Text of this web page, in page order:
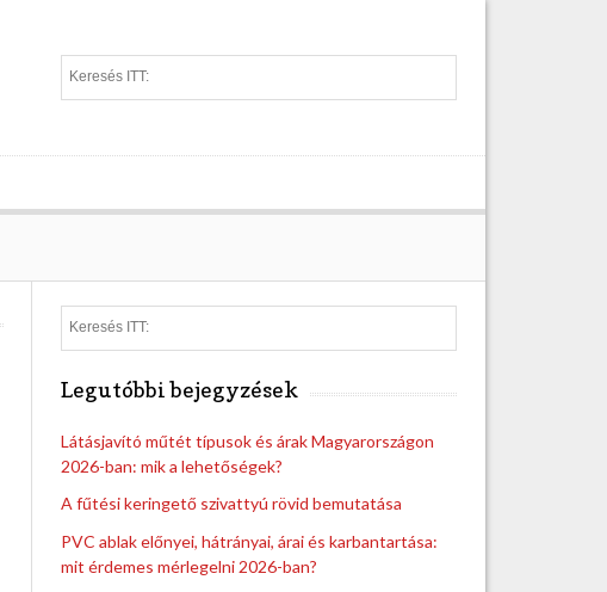
e
c
e
Legutóbbi bejegyzések
Látásjavító műtét típusok és árak Magyarországon
2026-ban: mik a lehetőségek?
A fűtési keringető szivattyú rövid bemutatása
PVC ablak előnyei, hátrányai, árai és karbantartása:
mit érdemes mérlegelni 2026-ban?